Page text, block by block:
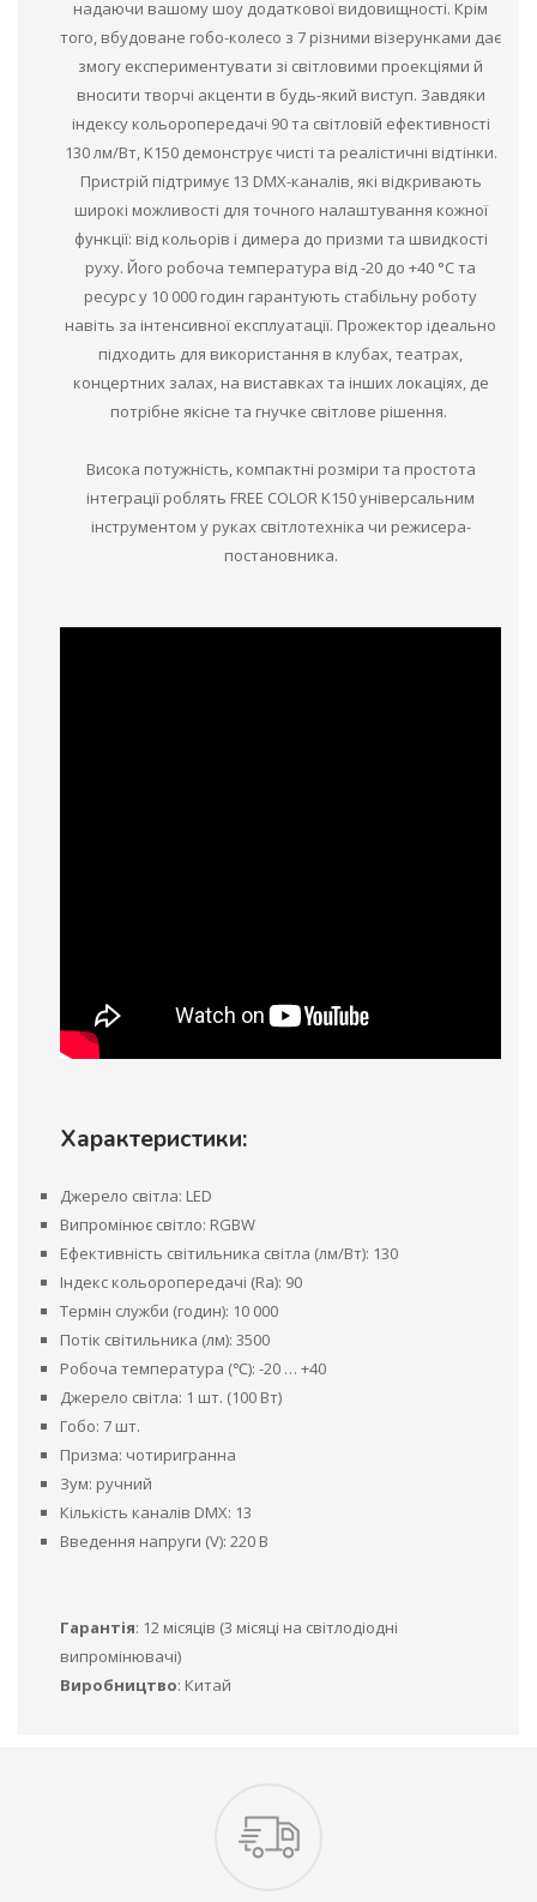
надаючи вашому шоу додаткової видовищності. Крім
того, вбудоване гобо-колесо з 7 різними візерунками дає
змогу експериментувати зі світловими проекціями й
вносити творчі акценти в будь-який виступ. Завдяки
індексу кольоропередачі 90 та світловій ефективності
130 лм/Вт, K150 демонструє чисті та реалістичні відтінки.
Пристрій підтримує 13 DMX-каналів, які відкривають
широкі можливості для точного налаштування кожної
функції: від кольорів і димера до призми та швидкості
руху. Його робоча температура від -20 до +40 °C та
ресурс у 10 000 годин гарантують стабільну роботу
навіть за інтенсивної експлуатації. Прожектор ідеально
підходить для використання в клубах, театрах,
концертних залах, на виставках та інших локаціях, де
потрібне якісне та гнучке світлове рішення.
Висока потужність, компактні розміри та простота
інтеграції роблять FREE COLOR K150 універсальним
інструментом у руках світлотехніка чи режисера-
постановника.
Характеристики:
Джерело світла: LED
Випромінює світло: RGBW
Ефективність світильника світла (лм/Вт): 130
Індекс кольоропередачі (Ra): 90
Термін служби (годин): 10 000
Потік світильника (лм): 3500
Робоча температура (℃): -20 … +40
Джерело світла: 1 шт. (100 Вт)
Гобо: 7 шт.
Призма: чотиригранна
Зум: ручний
Кількість каналів DMX: 13
Введення напруги (V): 220 В
Гарантія: 12 місяців (3 місяці на світлодіодні
випромінювачі)
Виробництво: Китай